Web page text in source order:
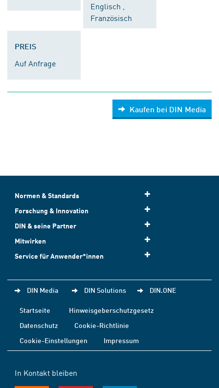
Englisch ,
Französisch
PREIS
Auf Anfrage
Kaufen bei DIN Media
Normen & Standards
Forschung & Innovation
DIN & seine Partner
Mitwirken
Service für Anwender*innen
DIN Media DIN Solutions DIN.ONE
Startseite
Hinweisgeberschutzgesetz
Datenschutz
Cookie-Richtlinie
Cookie-Einstellungen
Impressum
In Kontakt bleiben